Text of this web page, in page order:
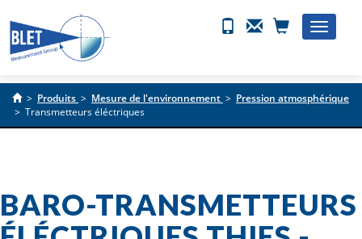
Toggle
> Produits > Mesure de l'environnement > Pression atmosphérique
> Transmetteurs éléctriques
BARO-TRANSMETTEURS